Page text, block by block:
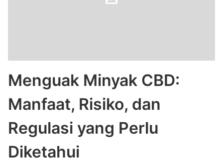
Menguak Minyak CBD:
Manfaat, Risiko, dan
Regulasi yang Perlu
Diketahui